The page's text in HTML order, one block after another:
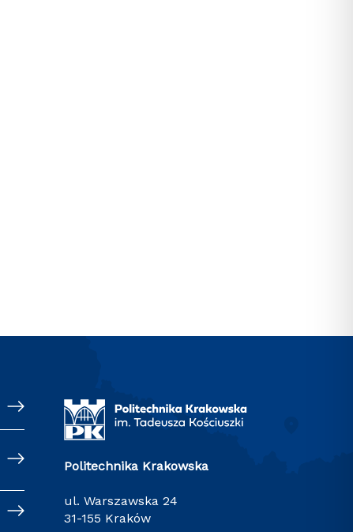
Politechnika Krakowska
ul. Warszawska 24
31-155 Kraków